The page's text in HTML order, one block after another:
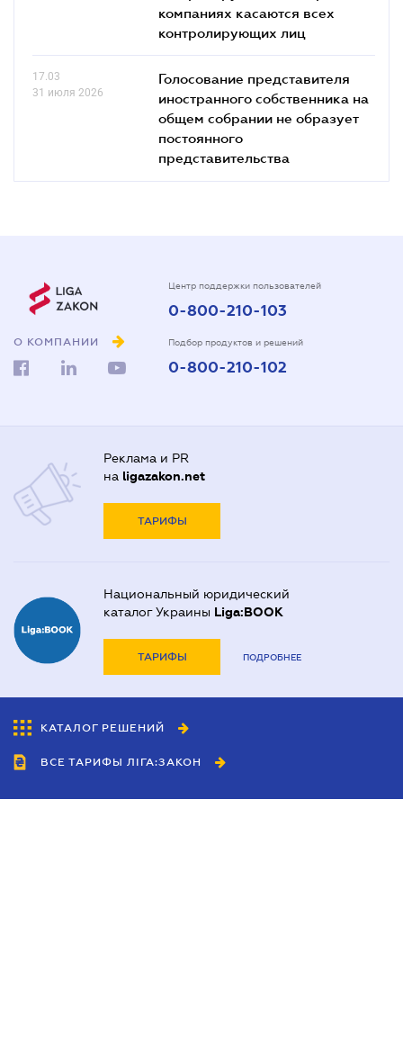
компаниях касаются всех
контролирующих лиц
17.03
31 июля 2026
Голосование представителя
иностранного собственника на
общем собрании не образует
постоянного
представительства
О КОМПАНИИ
Центр поддержки пользователей
0-800-210-103
Подбор продуктов и решений
0-800-210-102
Реклама и PR
на ligazakon.net
ТАРИФЫ
Национальный юридический
каталог Украины Liga:BOOK
ТАРИФЫ ПОДРОБНЕЕ
КАТАЛОГ РЕШЕНИЙ
ВСЕ ТАРИФЫ ЛІГА:ЗАКОН